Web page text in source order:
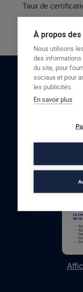
Taux de
À propos
Nous utilisons
des
du site, pour
sociaux et pour
les publicités.
En savoir plus